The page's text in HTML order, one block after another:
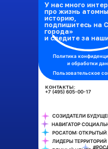
У нас много
про жизнь
историю,
подпишитесь на
города»
и следите за
КОНТАКТЫ:
+7 (495) 605-00-17
СОЗИДАТЕЛИ
ЛИДЕРЫ ТЕРРИТОРИЙ
НАВИГАТОР
РОСАТОМ: ОТКРЫТЫЙ
Политика
и обработки
Пользовательское